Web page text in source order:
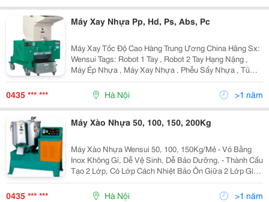
Máy Xay Nhựa Pp, Hd, Ps, Abs, Pc
Máy Xay Tốc Độ Cao Hàng Trung Ương China Hãng Sx:
Wensui Tags: Robot 1 Tay , Robot 2 Tay Hạng Nặng ,
Máy Ép Nhựa , Máy Xay Nhựa , Phễu Sấy Nhựa , Tủ
Sấy Nhựa , Máy Sấy Hút Ẩm , Máy Hút Liệu Tự Động ,
Máy Trộn Nhựa , Máy Tạo Hạt , Máy Hút Màng C
0435 *** *** Hà Nội >1 năm
Máy Xào Nhựa 50, 100, 150, 200Kg
Máy Xào Nhựa Wensui 50, 100, 150Kg/Mẻ - Vỏ Bằng
Inox Không Gỉ, Dễ Vệ Sinh, Dễ Bảo Dưỡng. - Thành Cấu
Tạo 2 Lớp, Có Lớp Cách Nhiệt Bảo Ôn Giữa 2 Lớp Giúp
Giữ Nhiệt Sau Khi Trộn. - Trộn Tốc Độ Cao Tự Sinh
0435 *** *** Hà Nội >1 năm